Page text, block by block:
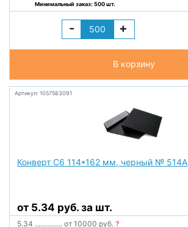
Минимальный заказ: 500 шт.
- +
В корзину
Артикул: 1057583091
Конверт С6 114*162 мм, черный № 514А
от 5.34 руб. за шт.
5.34 ............... от 10000 руб.?